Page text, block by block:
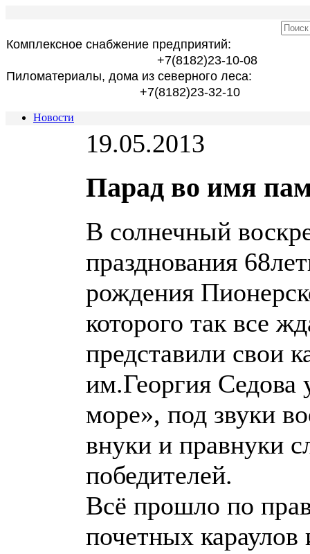
Комплексное снабжение предприятий:
+7(8182)23-10-08
Пиломатериалы, дома из северного леса:
+7(8182)23-32-10
Новости
19.05.2013
Парад во имя
В солнечный
празднования
рождения
которого так все
представили свои
им.Георгия Седова
море», под звуки
внуки и правнуки
победителей.
Всё прошло по
почетных